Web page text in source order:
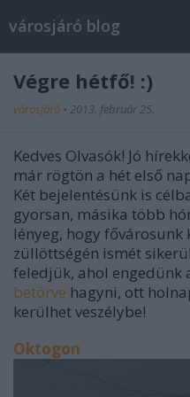
városjáró blog
Végre hétfő! :)
városjáró • 2013. február 25.
Kedves Olvasók! Jó
már rögtön a hét első
Két bejelentésünk is
gyorsan, másika több
lényeg, hogy
züllöttségén ismét
feledjük, ahol engedünk
betörve hagyni, ott
kerülhet veszélybe!
Oktogon